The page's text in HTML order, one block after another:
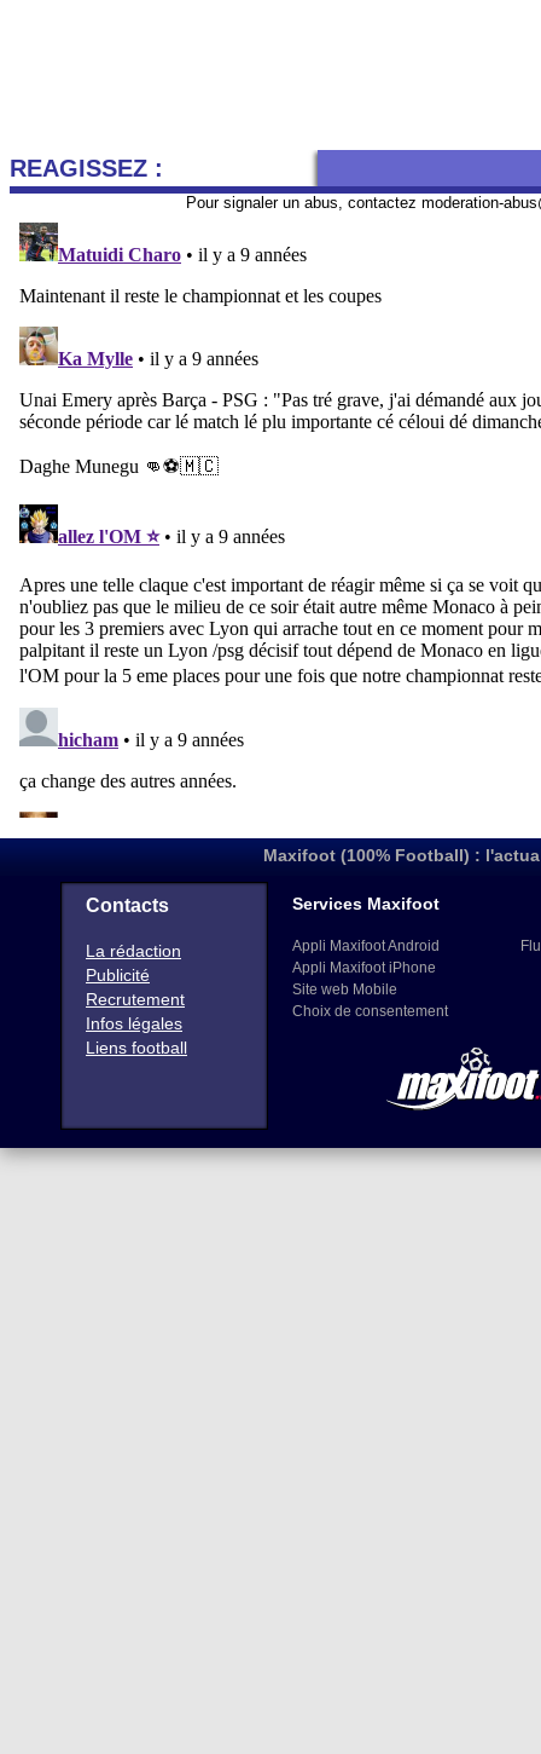
REAGISSEZ :
Pour signaler un abus, contactez moderation-
Maxifoot (100% Football) :
Contacts
La rédaction
Publicité
Recrutement
Infos légales
Liens football
Services Maxifoot
Appli Maxifoot Android
Appli Maxifoot iPhone
Site web Mobile
Choix de consentement